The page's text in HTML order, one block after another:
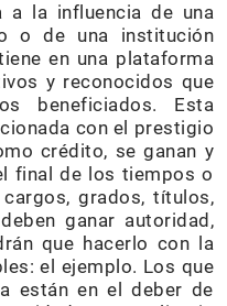
a la influencia de una
o de una institución
en una plataforma
y reconocidos que
beneficiados. Esta
con el prestigio
crédito, se ganan y
final de los tiempos o
grados, títulos,
ganar autoridad,
que hacerlo con la
el ejemplo. Los que
están en el deber de